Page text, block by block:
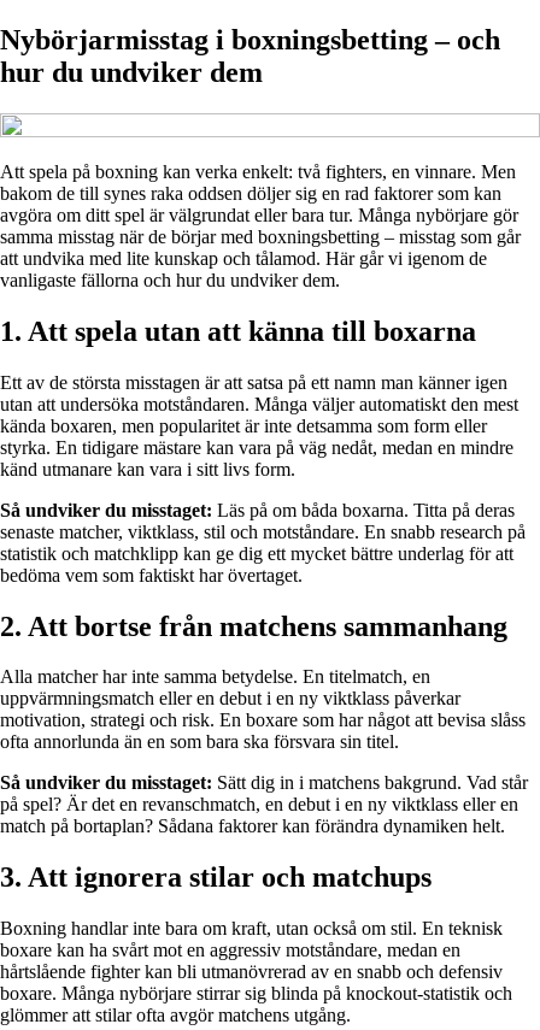
Nybörjarmisstag i boxningsbetting – och
hur du undviker dem
Att spela på boxning kan verka enkelt: två fighters, en vinnare. Men
bakom de till synes raka oddsen döljer sig en rad faktorer som kan
avgöra om ditt spel är välgrundat eller bara tur. Många nybörjare gör
samma misstag när de börjar med boxningsbetting – misstag som går
att undvika med lite kunskap och tålamod. Här går vi igenom de
vanligaste fällorna och hur du undviker dem.
1. Att spela utan att känna till boxarna
Ett av de största misstagen är att satsa på ett namn man känner igen
utan att undersöka motståndaren. Många väljer automatiskt den mest
kända boxaren, men popularitet är inte detsamma som form eller
styrka. En tidigare mästare kan vara på väg nedåt, medan en mindre
känd utmanare kan vara i sitt livs form.
Så undviker du misstaget: Läs på om båda boxarna. Titta på deras
senaste matcher, viktklass, stil och motståndare. En snabb research på
statistik och matchklipp kan ge dig ett mycket bättre underlag för att
bedöma vem som faktiskt har övertaget.
2. Att bortse från matchens sammanhang
Alla matcher har inte samma betydelse. En titelmatch, en
uppvärmningsmatch eller en debut i en ny viktklass påverkar
motivation, strategi och risk. En boxare som har något att bevisa slåss
ofta annorlunda än en som bara ska försvara sin titel.
Så undviker du misstaget: Sätt dig in i matchens bakgrund. Vad står
på spel? Är det en revanschmatch, en debut i en ny viktklass eller en
match på bortaplan? Sådana faktorer kan förändra dynamiken helt.
3. Att ignorera stilar och matchups
Boxning handlar inte bara om kraft, utan också om stil. En teknisk
boxare kan ha svårt mot en aggressiv motståndare, medan en
hårtslående fighter kan bli utmanövrerad av en snabb och defensiv
boxare. Många nybörjare stirrar sig blinda på knockout-statistik och
glömmer att stilar ofta avgör matchens utgång.